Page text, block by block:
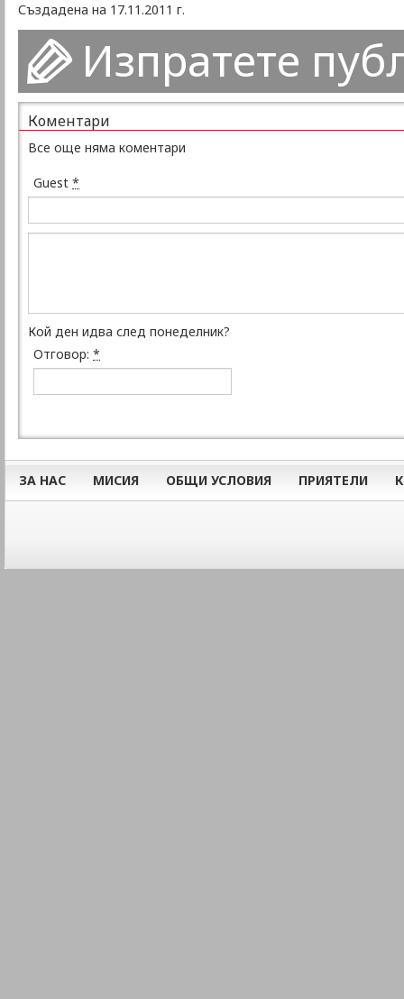
Създадена на 17.11.2011 г.
Изпратете
Коментари
Все още няма коментари
Guest *
Кой ден идва след понеделник?
Отговор: *
ЗА НАС МИСИЯ ОБЩИ УСЛОВИЯ ПРИЯТЕЛИ